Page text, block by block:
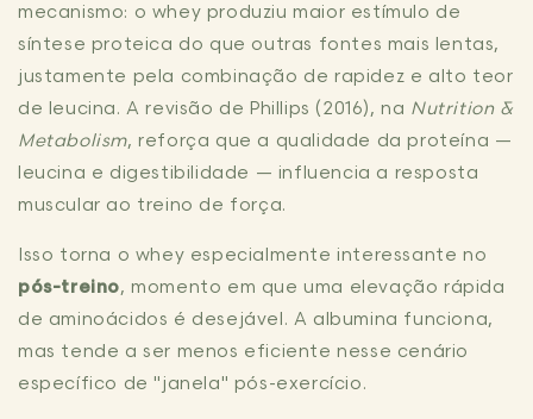
mecanismo: o whey produziu maior estímulo de
síntese proteica do que outras fontes mais lentas,
justamente pela combinação de rapidez e alto teor
de leucina. A revisão de Phillips (2016), na Nutrition &
Metabolism, reforça que a qualidade da proteína —
leucina e digestibilidade — influencia a resposta
muscular ao treino de força.
Isso torna o whey especialmente interessante no
pós-treino, momento em que uma elevação rápida
de aminoácidos é desejável. A albumina funciona,
mas tende a ser menos eficiente nesse cenário
específico de "janela" pós-exercício.